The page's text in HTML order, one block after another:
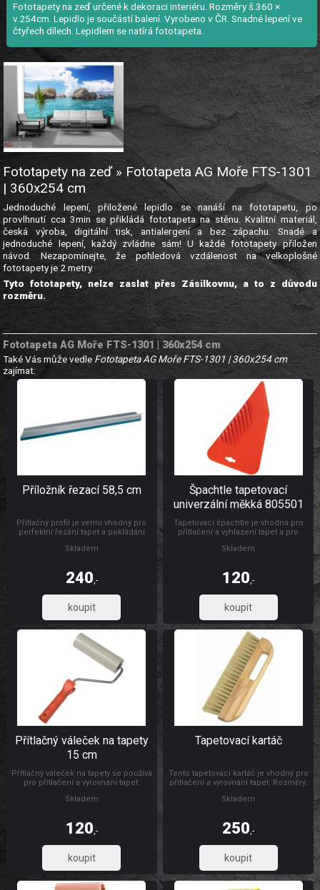
Fototapety na zeď určené k dekoraci interiéru. Rozměry š.360 ×
v.254cm. Lepidlo je součástí balení. Vyrobeno v ČR. Snadné lepení ve
čtyřech dílech. Lepidlem se natírá fototapeta.
Fototapety na zeď » Fototapeta AG Moře FTS-1301
| 360x254 cm
Jednoduché lepení, přiložené lepidlo se nanáší na fototapetu, po
provlhnutí cca 3min se přikládá fototapeta na stěnu. Kvalitní materiál,
česká výroba, digitální tisk, antialergení a bez zápachu. Snadé a
jednoduché lepení, každý zvládne sám! U každé fototapety přiložen
návod. Nezapomínejte, že pohledová vzdálenost na velkoplošné
fototapety je 2 metry.
Tyto fototapety, nelze zaslat přes Zásilkovnu, a to z důvodu
rozměru.
Fototapeta AG Moře FTS-1301 | 360x254 cm
Také Vás může vedle Fototapeta AG Moře FTS-1301 | 360x254 cm
zajímat:
Příložník řezací 58,5 cm
Přítlačný profil je velmi vhodný pro
perfektní řezání tapet a pokládání
hliník
Skladem
240,-
198,35
Špachtle tapetovací
univerzální měkká 805501
Tapetovací špachtle je vhodná pro
přitlačení a vyhlazení tapet a pro
samolepicích folií, s drážkou pro
odolná umělá hmota.
Skladem
120,-
99,17
Přítlačný váleček na tapety
15 cm
Přítlačný váleček na tapety se používá
pro přitlačení a vyrovnání tapet.
váleček je vyroben z PUR pěny,
Skladem
120,-
99,17
Tapetovací kartáč
Tento tapetovací kartáč je vhodný pro
přitlačení a vyrovnání tapet. Rozměry:
Skladem
250,-
206,61